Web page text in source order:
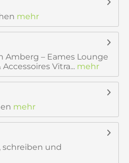
mehr
Amberg – Eames Lounge
Accessoires Vitra... mehr
mehr
schreiben und